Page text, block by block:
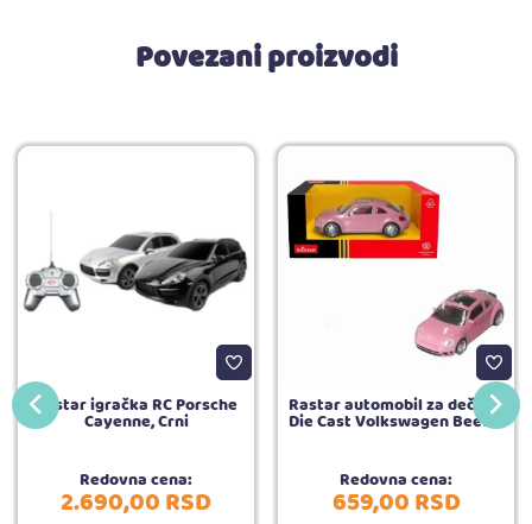
Povezani proizvodi
Rastar igračka RC Porsche
Cayenne, Crni
Redovna cena:
2.690,00RSD
Rastar automobil za dečake
Die Cast Volkswagen Beetle
Redovna cena:
659,00RSD